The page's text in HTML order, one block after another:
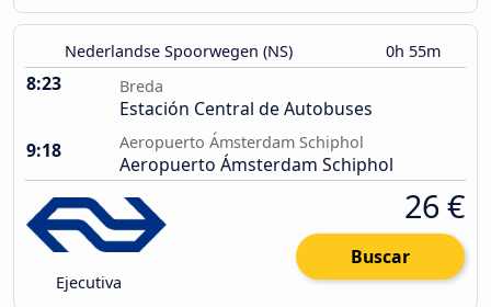
Nederlandse Spoorwegen (NS) 0h 55m
8:23 Breda
Estación Central de Autobuses
9:18
Aeropuerto Ámsterdam Schiphol
Aeropuerto Ámsterdam Schiphol
Ejecutiva
26 €
Buscar